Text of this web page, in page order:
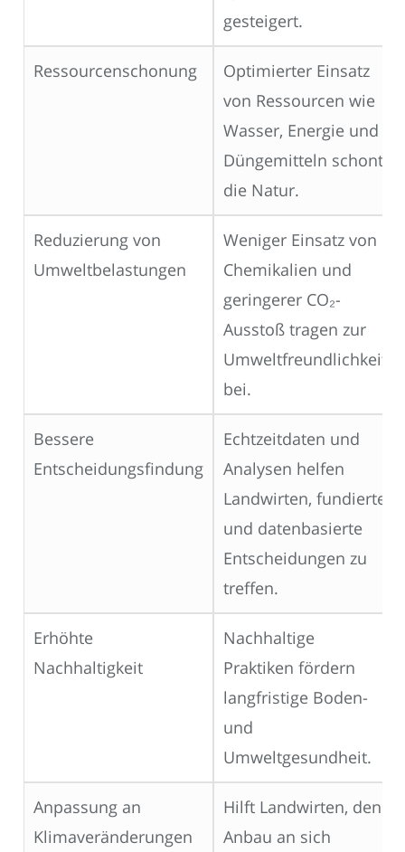
gesteigert.
Ressourcenschonung
Optimierter Einsatz
von Ressourcen wie
Wasser, Energie und
Düngemitteln schont
die Natur.
Reduzierung von
Umweltbelastungen
Weniger Einsatz von
Chemikalien und
geringerer CO₂-
Ausstoß tragen zur
Umweltfreundlichkeit
bei.
Bessere
Entscheidungsfindung
Echtzeitdaten und
Analysen helfen
Landwirten, fundierte
und datenbasierte
Entscheidungen zu
treffen.
Erhöhte
Nachhaltigkeit
Nachhaltige
Praktiken fördern
langfristige Boden-
und
Umweltgesundheit.
Anpassung an
Klimaveränderungen
Hilft Landwirten, den
Anbau an sich